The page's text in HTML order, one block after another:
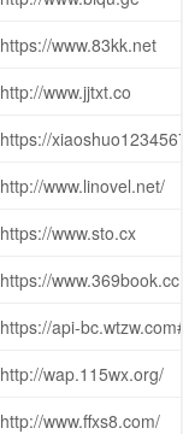
https://www.83kk.net
http://www.jjtxt.co
https://
http://www.linovel.net/
https://www.sto.cx
https://www.369book.cc
https://api-
http://wap.115wx.org/
http://www.ffxs8.com/